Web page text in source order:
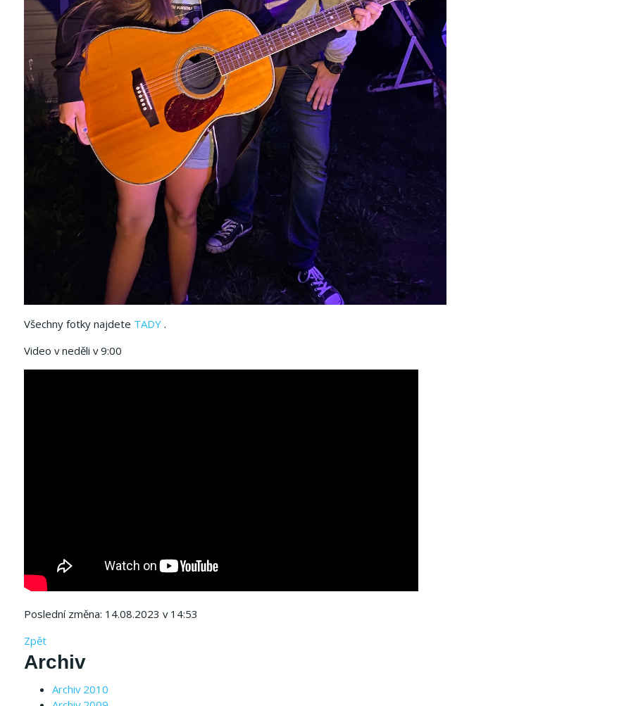
Všechny fotky najdete TADY .
Video v neděli v 9:00
Poslední změna: 14.08.2023 v 14:53
Zpět
Archiv
Archiv 2010